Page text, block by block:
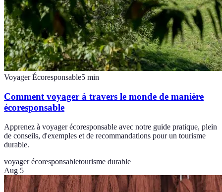
Voyager Écoresponsable5 min
Comment voyager à travers le monde de manière
écoresponsable
Apprenez à voyager écoresponsable avec notre guide pratique, plein
de conseils, d'exemples et de recommandations pour un tourisme
durable.
voyager écoresponsabletourisme durable
Aug 5